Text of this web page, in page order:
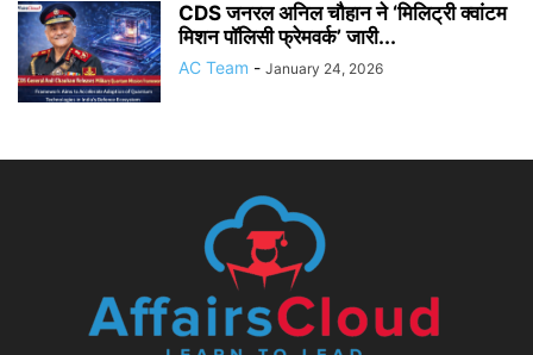
CDS जनरल अनिल चौहान ने ‘मिलिट्री क्वांटम
मिशन पॉलिसी फ्रेमवर्क’ जारी...
AC Team - January 24, 2026